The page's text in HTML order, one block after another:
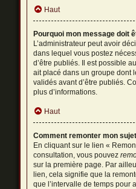
Haut
Pourquoi mon message doit
L’administrateur peut avoir
dans lequel vous postez
d’être publiés. Il est possible
ait placé dans un groupe dont
validés avant d’être publiés.
plus d’informations.
Haut
Comment remonter mon
En cliquant sur le lien «
consultation, vous pouvez
sur la première page. Par
lien, cela signifie que la
que l’intervalle de temps pour